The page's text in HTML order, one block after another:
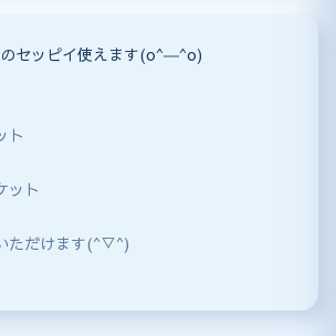
セッピイ使えます(o^―^o)
ト
ット
ただけます(^▽^)